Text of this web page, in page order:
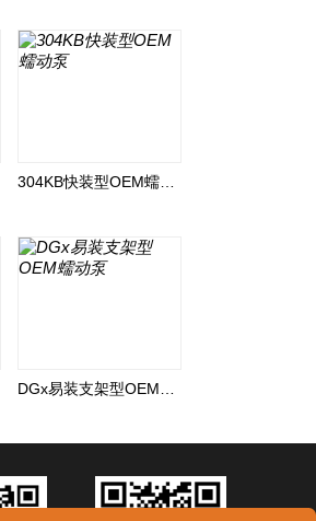
304KB快装型OEM蠕动泵